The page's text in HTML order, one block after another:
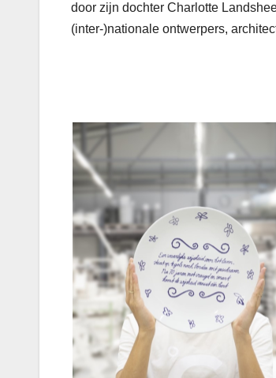
door zijn dochter Charlotte
(inter-)nationale ontwerpers,